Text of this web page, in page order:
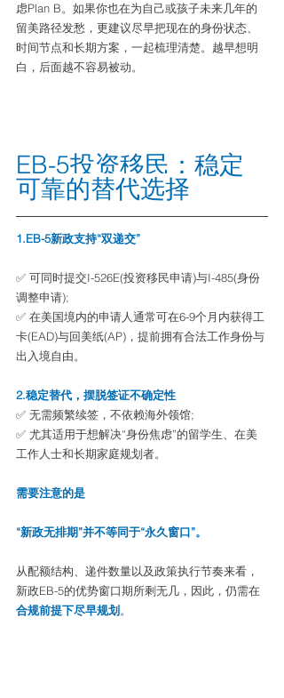
虑Plan B。如果你也在为自己或孩子未来几年的
留美路径发愁，更建议尽早把现在的身份状态、
时间节点和长期方案，一起梳理清楚。越早想明
白，后面越不容易被动。
EB-5投资移民：稳定
可靠的替代选择
1.EB-5新政支持“双递交”
✅ 可同时提交I-526E(投资移民申请)与I-485(身份
调整申请);
✅ 在美国境内的申请人通常可在6-9个月内获得工
卡(EAD)与回美纸(AP)，提前拥有合法工作身份与
出入境自由。
2.稳定替代，摆脱签证不确定性
✅ 无需频繁续签，不依赖海外领馆;
✅ 尤其适用于想解决“身份焦虑”的留学生、在美
工作人士和长期家庭规划者。
需要注意的是
“新政无排期”并不等同于“永久窗口”。
从配额结构、递件数量以及政策执行节奏来看，
新政EB-5的优势窗口期所剩无几，因此，仍需在
合规前提下尽早规划 。